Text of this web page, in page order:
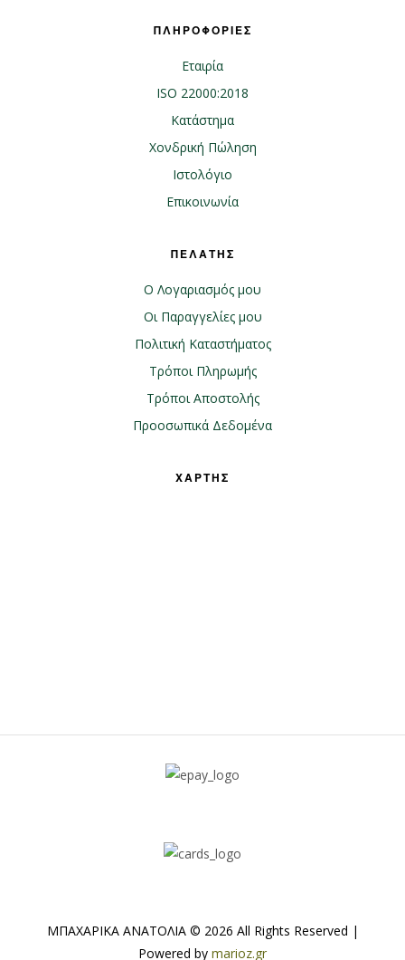
ΠΛΗΡΟΦΟΡΙΕΣ
Εταιρία
ISO 22000:2018
Κατάστημα
Χονδρική Πώληση
Ιστολόγιο
Επικοινωνία
ΠΕΛΑΤΗΣ
Ο Λογαριασμός μου
Οι Παραγγελίες μου
Πολιτική Καταστήματος
Τρόποι Πληρωμής
Τρόποι Αποστολής
Προοσωπικά Δεδομένα
ΧΑΡΤΗΣ
ΜΠΑΧΑΡΙΚΑ ΑΝΑΤΟΛΙΑ © 2026 All Rights Reserved |
Powered by marioz.gr